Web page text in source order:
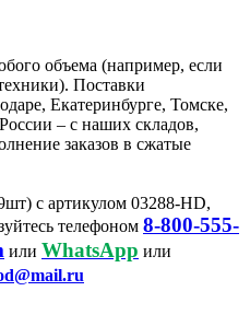
объема (например, если
Поставки
Екатеринбурге, Томске,
– с наших складов,
заказов в сжатые
с артикулом 03288-HD,
телефоном 8-800-555-
или WhatsApp или